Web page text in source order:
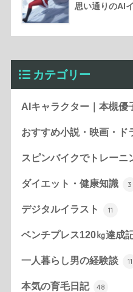
思い通りのAI
カテゴリー
AIキャラクター｜本槻優
おすすめ小説・映画・ド
スピンバイクでトレーニ
ダイエット・健康知識 3
デジタルイラスト 11
ベンチプレス120㎏達成
一人暮らし男の経験談 11
本気の育毛日記 48